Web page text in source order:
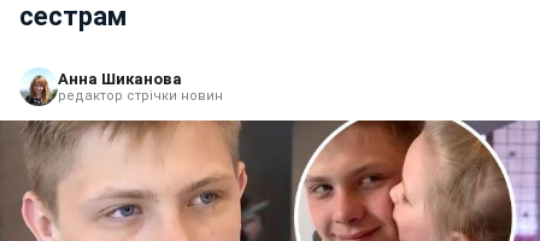
сестрам
Анна Шиканова
редактор стрічки новин